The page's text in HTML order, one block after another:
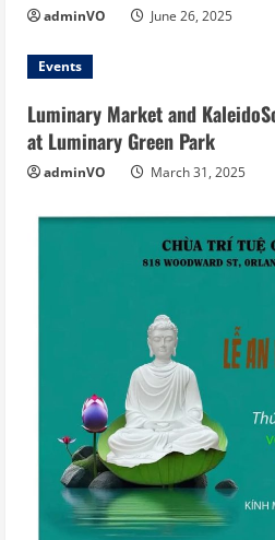
adminVO June 26, 2025
Events
Luminary Market and
at Luminary Green Park
adminVO March 31, 2025